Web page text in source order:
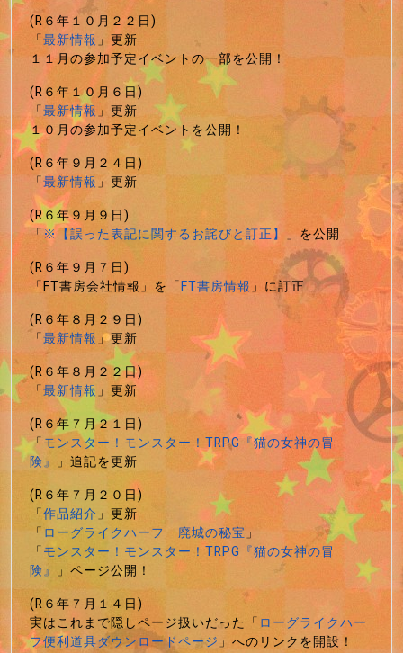
(R６年１０月２２日)
「最新情報」更新
１１月の参加予定イベントの一部を公開！
(R６年１０月６日)
「最新情報」更新
１０月の参加予定イベントを公開！
(R６年９月２４日)
「最新情報」更新
(R６年９月９日)
「※【誤った表記に関するお詫びと訂正】 」を公開
(R６年９月７日)
「FT書房会社情報」を「FT書房情報」に訂正
(R６年８月２９日)
「最新情報」更新
(R６年８月２２日)
「最新情報」更新
(R６年７月２１日)
「モンスター！モンスター！TRPG『猫の女神の冒
険』 」追記を更新
(R６年７月２０日)
「作品紹介」更新
「ローグライクハーフ 廃城の秘宝」
「モンスター！モンスター！TRPG『猫の女神の冒
険』 」ページ公開！
(R６年７月１４日)
実はこれまで隠しページ扱いだった「ローグライクハー
フ便利道具ダウンロードページ」へのリンクを開設！